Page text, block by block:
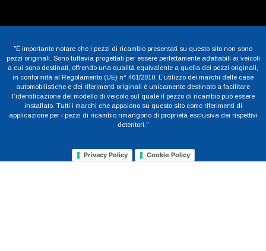
"È importante notare che i pezzi di ricambio presentati su questo sito non sono
pezzi originali. Sono tuttavia progettati per essere perfettamente adattabili ai veicoli
a cui sono destinati, offrendo una qualità equivalente a quella dei pezzi originali,
in conformità al Regolamento (UE) n° 461/2010. L'utilizzo dei marchi delle case
automobilistiche e dei riferimenti originali è unicamente destinato a facilitare
l'identificazione del modello di veicolo sul quale il pezzo di ricambio può essere
installato. Tutti i marchi che appaiono su questo sito come riferimenti di
applicazione per i pezzi di ricambio rimangono di proprietà esclusiva dei rispettivi
detentori."
Privacy Policy Cookie Policy